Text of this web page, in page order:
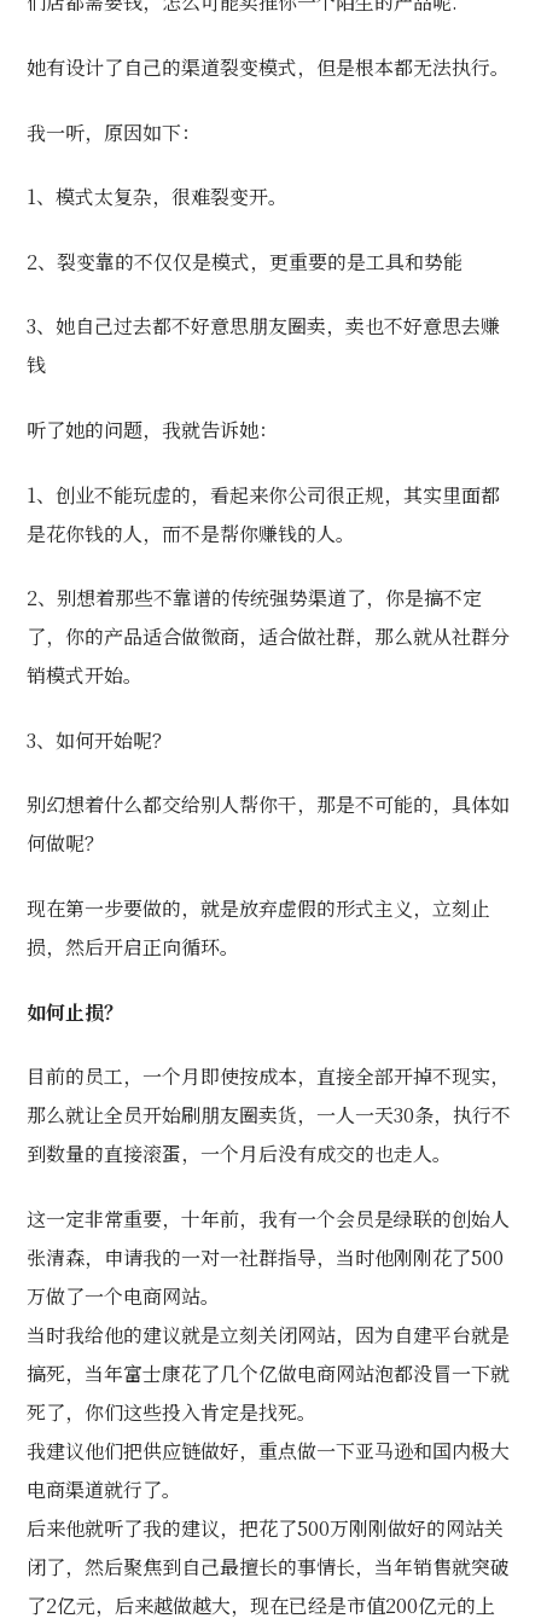
她有设计了自己的渠道裂变模式，但是根本都无法执行。
我一听，原因如下：
1、模式太复杂，很难裂变开。
2、裂变靠的不仅仅是模式，更重要的是工具和势能
3、她自己过去都不好意思朋友圈卖，卖也不好意思去赚
钱
听了她的问题，我就告诉她：
1、创业不能玩虚的，看起来你公司很正规，其实里面都
是花你钱的人，而不是帮你赚钱的人。
2、别想着那些不靠谱的传统强势渠道了，你是搞不定
了，你的产品适合做微商，适合做社群，那么就从社群分
销模式开始。
3、如何开始呢？
别幻想着什么都交给别人帮你干，那是不可能的，具体如
何做呢？
现在第一步要做的，就是放弃虚假的形式主义，立刻止
损，然后开启正向循环。
如何止损？
目前的员工，一个月即使按成本，直接全部开掉不现实，
那么就让全员开始刷朋友圈卖货，一人一天30条，执行不
到数量的直接滚蛋，一个月后没有成交的也走人。
这一定非常重要，十年前，我有一个会员是绿联的创始人
张清森，申请我的一对一社群指导，当时他刚刚花了500
万做了一个电商网站。
当时我给他的建议就是立刻关闭网站，因为自建平台就是
搞死，当年富士康花了几个亿做电商网站泡都没冒一下就
死了，你们这些投入肯定是找死。
我建议他们把供应链做好，重点做一下亚马逊和国内极大
电商渠道就行了。
后来他就听了我的建议，把花了500万刚刚做好的网站关
闭了，然后聚焦到自己最擅长的事情长，当年销售就突破
了2亿元，后来越做越大，现在已经是市值200亿元的上